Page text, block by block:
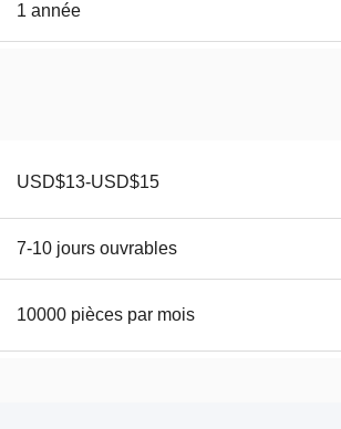
1 année
USD$13-USD$15
7-10 jours ouvrables
10000 pièces par mois